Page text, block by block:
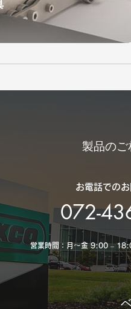
製品のご
お電話での
072-
営業時間：月～金 9:00 –